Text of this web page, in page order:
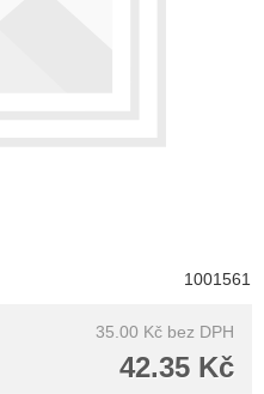
1001561
35.00 Kč bez DPH
42.35 Kč